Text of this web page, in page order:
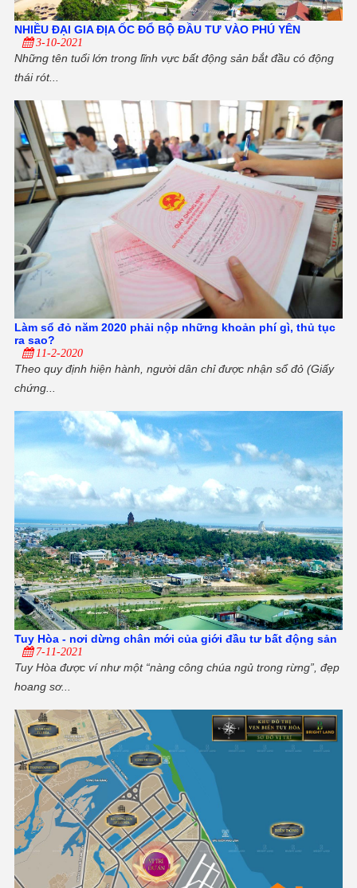
NHIỀU ĐẠI GIA ĐỊA ỐC ĐỔ BỘ ĐẦU TƯ VÀO PHÚ YÊN
3-10-2021
Những tên tuổi lớn trong lĩnh vực bất động sản bắt đầu có động
thái rót...
Làm sổ đỏ năm 2020 phải nộp những khoản phí gì, thủ tục
ra sao?
11-2-2020
Theo quy định hiện hành, người dân chỉ được nhận sổ đỏ (Giấy
chứng...
Tuy Hòa - nơi dừng chân mới của giới đầu tư bất động sản
7-11-2021
Tuy Hòa được ví như một “nàng công chúa ngủ trong rừng”, đẹp
hoang sơ...